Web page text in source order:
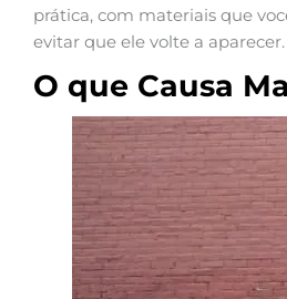
prática, com materiais que
evitar que ele volte a aparecer.
O que Causa